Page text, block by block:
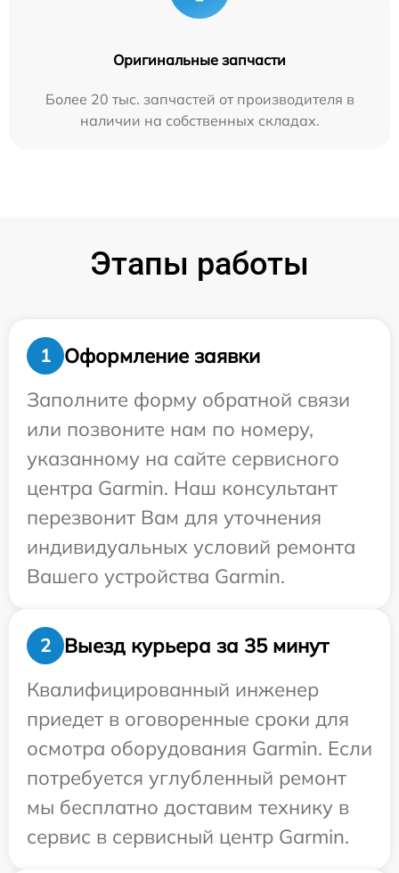
Оригинальные запчасти
Более 20 тыс. запчастей от производителя в
наличии на собственных складах.
Этапы работы
1
Оформление заявки
Заполните форму обратной связи
или позвоните нам по номеру,
указанному на сайте сервисного
центра Garmin. Наш консультант
перезвонит Вам для уточнения
индивидуальных условий ремонта
Вашего устройства Garmin.
2
Выезд курьера за 35 минут
Квалифицированный инженер
приедет в оговоренные сроки для
осмотра оборудования Garmin. Если
потребуется углубленный ремонт
мы бесплатно доставим технику в
сервис в сервисный центр Garmin.